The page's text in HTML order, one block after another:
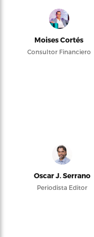
Moises Cortés
Consultor Financiero
Oscar J. Serrano
Periodista Editor